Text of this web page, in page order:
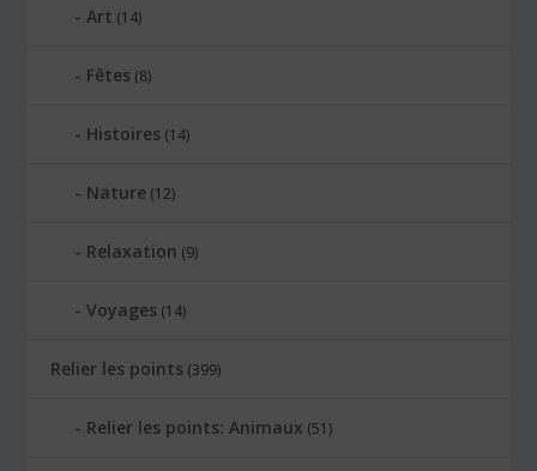
Art (14)
Fêtes (8)
Histoires (14)
Nature (12)
Relaxation (9)
Voyages (14)
Relier les points (399)
Relier les points: Animaux (51)